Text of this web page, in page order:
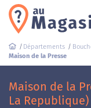
Départements
Maison de la Presse
Maison de la
La Republique)